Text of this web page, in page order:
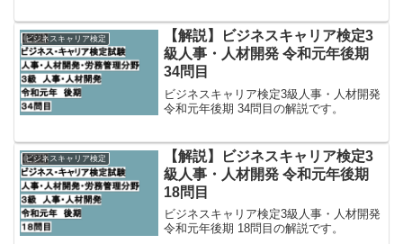
ビジネスキャリア検定
【解説】ビジネスキャリア検定3
級人事・人材開発 令和元年後期
34問目
ビジネスキャリア検定3級人事・人材開発
令和元年後期 34問目の解説です。
ビジネスキャリア検定
【解説】ビジネスキャリア検定3
級人事・人材開発 令和元年後期
18問目
ビジネスキャリア検定3級人事・人材開発
令和元年後期 18問目の解説です。